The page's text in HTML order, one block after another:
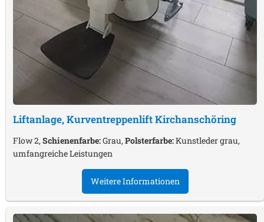
Liftanlage, KurventreppenliftKirchanschöring
Flow 2,Schienenfarbe:Grau,Polsterfarbe:Kunstleder grau,
umfangreiche Leistungen
Weitere Informationen